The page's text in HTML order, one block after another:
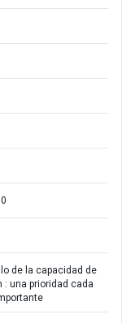
de la capacidad de
: una prioridad cada